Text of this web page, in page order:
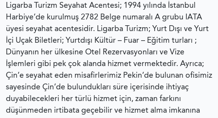
Ligarba Turizm Seyahat Acentesi; 1994 yılında İstanbul
Harbiye’de kurulmuş 2782 Belge numaralı A grubu IATA
üyesi seyahat acentesidir. Ligarba Turizm; Yurt Dışı ve Yurt
İçi Uçak Biletleri; Yurtdışı Kültür – Fuar – Eğitim turları ;
Dünyanın her ülkesine Otel Rezervasyonları ve Vize
İşlemleri gibi pek çok alanda hizmet vermektedir. Ayrıca;
Çin’e seyahat eden misafirlerimiz Pekin’de bulunan ofisimiz
sayesinde Çin’de bulundukları süre içerisinde ihtiyaç
duyabilecekleri her türlü hizmet için, zaman farkını
düşünmeden irtibata geçebilir ve hizmet alma imkanına